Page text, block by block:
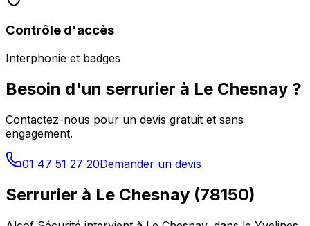
Contrôle d'accès
Interphonie et badges
Besoin d'un serrurier à Le Chesnay ?
Contactez-nous pour un devis gratuit et sans
engagement.
01 47 51 27 20Demander un devis
Serrurier à Le Chesnay (78150)